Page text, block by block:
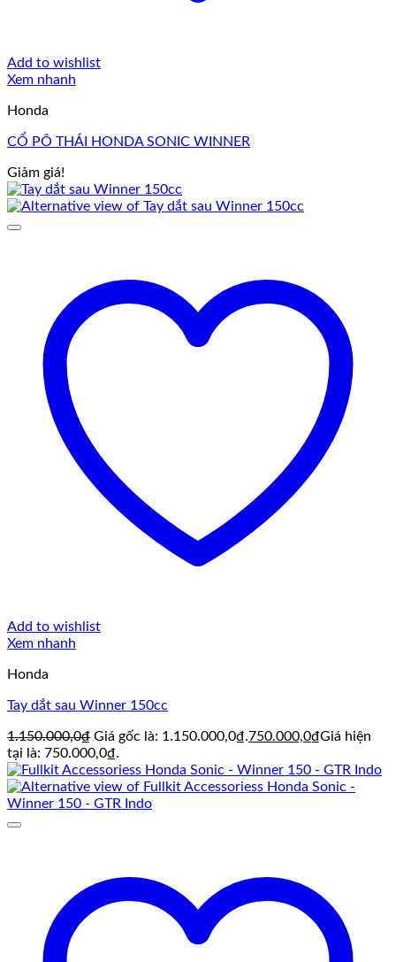
Add to wishlist
Xem nhanh
Honda
CỔ PÔ THÁI HONDA SONIC WINNER
Giảm giá!
Add to wishlist
Xem nhanh
Honda
Tay dắt sau Winner 150cc
1.150.000,0₫ Giá gốc là: 1.150.000,0₫.750.000,0₫Giá hiện
tại là: 750.000,0₫.